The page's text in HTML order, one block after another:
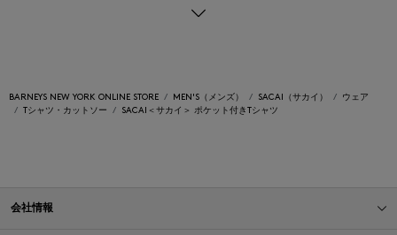
BARNEYS NEW YORK ONLINE STORE MEN'S（メンズ） SACAI（サカイ）
ウェア
Tシャツ・カットソー
SACAI＜サカイ＞ ポケット付きTシャツ
会社情報